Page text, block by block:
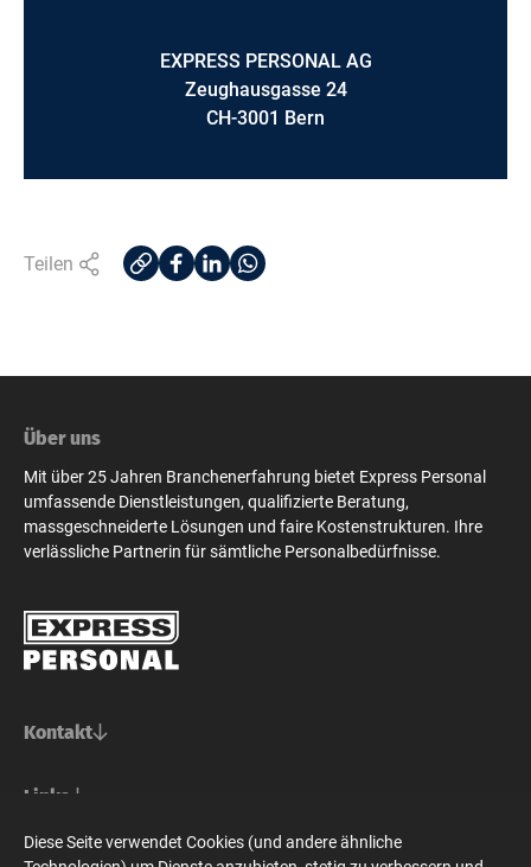
EXPRESS PERSONAL AG
Zeughausgasse 24
CH-3001 Bern
Teilen
Über uns
Mit über 25 Jahren Branchenerfahrung bietet Express Personal
umfassende Dienstleistungen, qualifizierte Beratung,
massgeschneiderte Lösungen und faire Kostenstrukturen. Ihre
verlässliche Partnerin für sämtliche Personalbedürfnisse.
Kontakt
Basel/Nordwestschweiz
Steinenvorstadt 73
Bern/Mittelland
Links
Für Stellensuchende
Für Unternehmen
Social Media
Diese Seite verwendet Cookies (und andere ähnliche